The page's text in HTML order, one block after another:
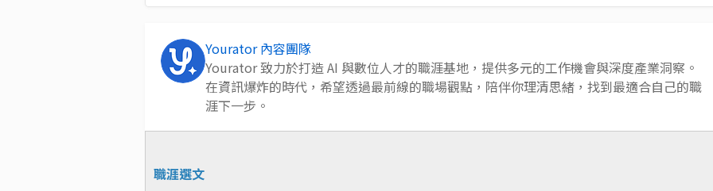
Yourator 內容團隊
Yourator 致力於打造 AI 與數位人才的職涯基地，提供多元的工作機會與深度產業洞察。
在資訊爆炸的時代，希望透過最前線的職場觀點，陪伴你理清思緒，找到最適合自己的職
涯下一步。
職涯選文